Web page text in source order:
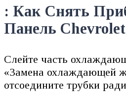
: Как Снять
Панель
Слейте часть
«Замена охлаждающей
отсоедините трубки